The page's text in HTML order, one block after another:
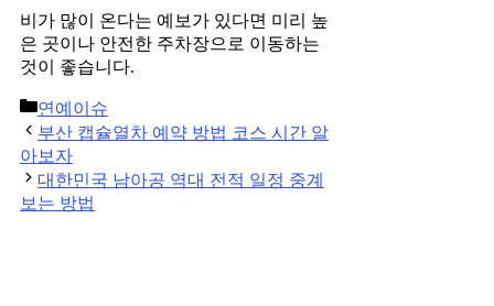
비가 많이 온다는 예보가 있다면 미리 높
은 곳이나 안전한 주차장으로 이동하는
것이 좋습니다.
Categories
연예이슈
Post
navigation
부산 캡슐열차 예약 방법 코스 시간 알
아보자
대한민국 남아공 역대 전적 일정 중계
보는 방법